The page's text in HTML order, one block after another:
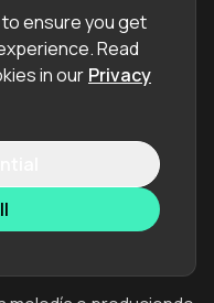
en línea todo en
para crear música
— sin necesidad de
ensure you get
Read
in our Privacy